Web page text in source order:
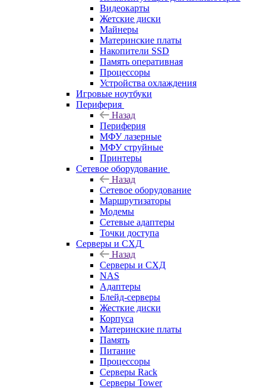
Видеокарты
Жетские диски
Майнеры
Материнские платы
Накопители SSD
Память оперативная
Процессоры
Устройства охлаждения
Игровые ноутбуки
Периферия
Назад
Периферия
МФУ лазерные
МФУ струйные
Принтеры
Сетевое оборудование
Назад
Сетевое оборудование
Маршрутизаторы
Модемы
Сетевые адаптеры
Точки доступа
Серверы и СХД
Назад
Серверы и СХД
NAS
Адаптеры
Блейд-серверы
Жесткие диски
Корпуса
Материнские платы
Память
Питание
Процессоры
Серверы Rack
Серверы Tower